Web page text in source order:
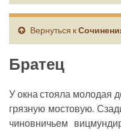
Вернуться к
Братец
У окна стояла молодая
грязную мостовую.
чиновничьем